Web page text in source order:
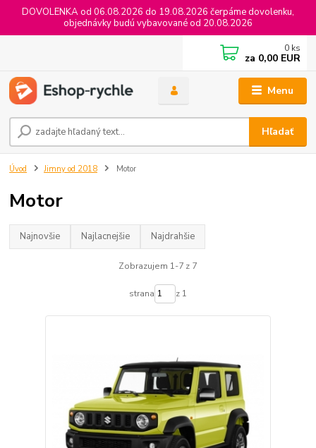
DOVOLENKA od 06.08.2026 do 19.08.2026 čerpáme dovolenku,
objednávky budú vybavované od 20.08.2026
Menu
Hľadať
0 ks
za 0,00 EUR
Úvod Jimny od 2018 Motor
Motor
Najnovšie Najlacnejšie Najdrahšie
Zobrazujem 1-7 z 7
strana z 1